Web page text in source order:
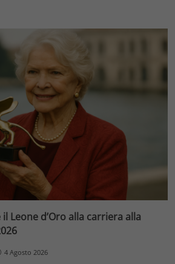
Leone d’Oro alla carriera alla
4 Agosto 2026